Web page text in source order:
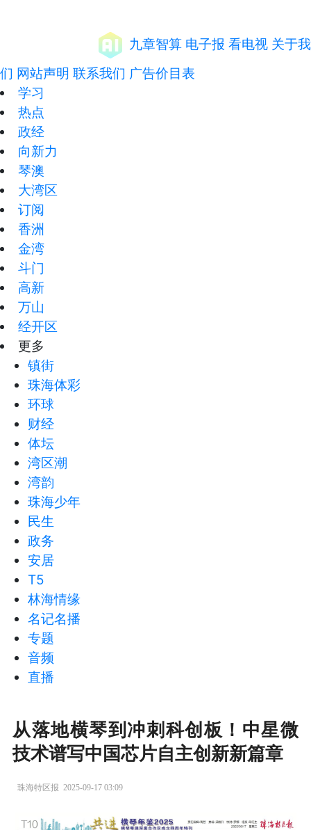
九章智算 电子报 看电视 关于我
们 网站声明 联系我们 广告价目表
学习
热点
政经
向新力
琴澳
大湾区
订阅
香洲
金湾
斗门
高新
万山
经开区
更多
镇街
珠海体彩
环球
财经
体坛
湾区潮
湾韵
珠海少年
民生
政务
安居
T5
林海情缘
名记名播
专题
音频
直播
从落地横琴到冲刺科创板！中星微
技术谱写中国芯片自主创新新篇章
珠海特区报 2025-09-17 03:09